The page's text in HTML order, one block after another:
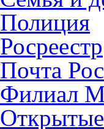
Полиция
Росреестр
Почта
Филиал